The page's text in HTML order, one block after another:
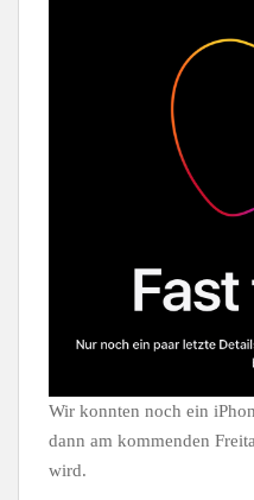
Wir konnten noch ein
dann am kommenden
wird.